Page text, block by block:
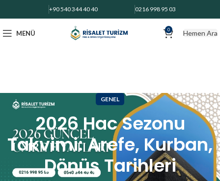
+90 540 344 40 40 0216 998 95 03
MENÜ 0 Hemen Ara
GENEL
2026 Hac Sezonu
Takvimi: Arefe, Kurban,
Dönüş Tarihleri